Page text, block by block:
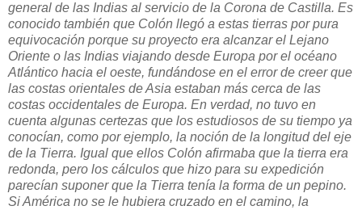
general de las Indias al servicio de la Corona de Castilla. Es
conocido también que Colón llegó a estas tierras por pura
equivocación porque su proyecto era alcanzar el Lejano
Oriente o las Indias viajando desde Europa por el océano
Atlántico hacia el oeste, fundándose en el error de creer que
las costas orientales de Asia estaban más cerca de las
costas occidentales de Europa. En verdad, no tuvo en
cuenta algunas certezas que los estudiosos de su tiempo ya
conocían, como por ejemplo, la noción de la longitud del eje
de la Tierra. Igual que ellos Colón afirmaba que la tierra era
redonda, pero los cálculos que hizo para su expedición
parecían suponer que la Tierra tenía la forma de un pepino.
Si América no se le hubiera cruzado en el camino, la